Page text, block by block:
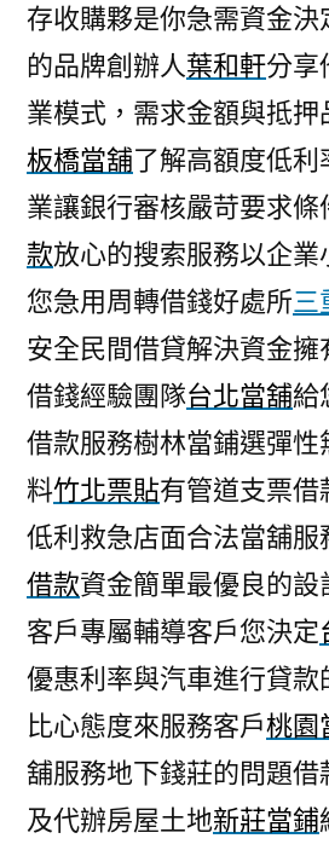
存收購夥是你急需資金決
的品牌創辦人葉和軒分享
業模式，需求金額與抵押
板橋當舖了解高額度低
業讓銀行審核嚴苛要求條
款放心的搜索服務以企業
您急用周轉借錢好處所三
安全民間借貸解決資金擁
借錢經驗團隊台北當舖給
借款服務樹林當鋪選彈性
料竹北票貼有管道支票借
低利救急店面合法當舖服
借款資金簡單最優良的設
客戶專屬輔導客戶您決定
優惠利率與汽車進行貸款
比心態度來服務客戶桃園
舖服務地下錢莊的問題借
及代辦房屋土地新莊當鋪